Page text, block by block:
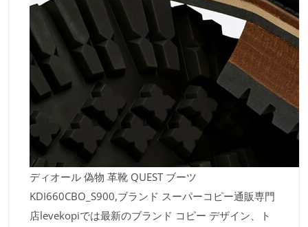
ディオール 偽物 革靴 QUEST ブーツ
KDI660CBO_S900,ブランド スーパーコピー通販専門
店levekopiでは最新のブランド コピー デザイン、ト